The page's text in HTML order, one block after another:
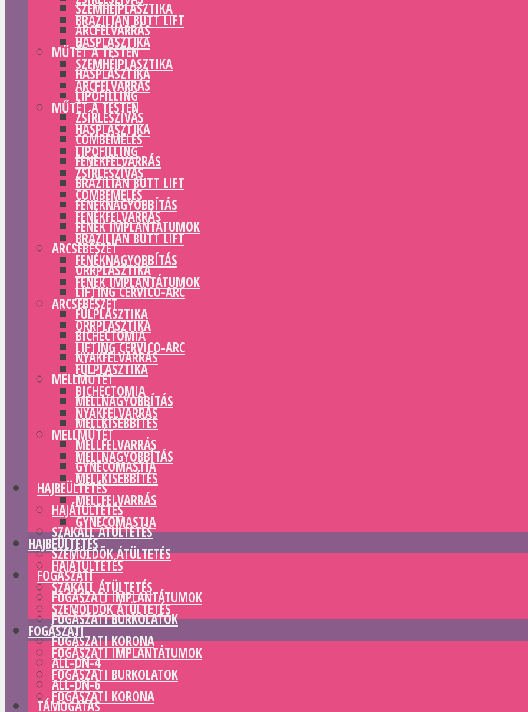
SZEMHÉJPLASZTIKA
ARCFELVARRÁS
MŰTÉT A TESTEN
HASPLASZTIKA
LIPOFILLING
ZSÍRLESZÍVÁS
COMBEMELÉS
FENÉKFELVARRÁS
BRAZILIAN BUTT LIFT
FENÉKNAGYOBBÍTÁS
FENÉK IMPLANTÁTUMOK
ARCSEBÉSZET
ORRPLASZTIKA
LIFTING CERVICO-ARC
FÜLPLASZTIKA
BICHECTOMIA
NYAKFELVARRÁS
MELLMŰTÉT
MELLNAGYOBBÍTÁS
MELLKISEBBÍTÉS
MELLFELVARRÁS
GYNECOMASTIA
HAJBEÜLTETÉS
HAJÁTÜLTETÉS
SZAKÁLL ÁTÜLTETÉS
SZEMÖLDÖK ÁTÜLTETÉS
FOGÁSZATI
FOGÁSZATI IMPLANTÁTUMOK
FOGÁSZATI BURKOLATOK
FOGÁSZATI KORONA
ALL-ON-4
ALL-ON-6
TÁMOGATÁS
BRAZILIAN BUTT LIFT
HASPLASZTIKA
SZEMHÉJPLASZTIKA
ARCFELVARRÁS
MŰTÉT A TESTEN
HASPLASZTIKA
LIPOFILLING
ZSÍRLESZÍVÁS
COMBEMELÉS
FENÉKFELVARRÁS
BRAZILIAN BUTT LIFT
FENÉKNAGYOBBÍTÁS
FENÉK IMPLANTÁTUMOK
ARCSEBÉSZET
ORRPLASZTIKA
LIFTING CERVICO-ARC
FÜLPLASZTIKA
BICHECTOMIA
NYAKFELVARRÁS
MELLMŰTÉT
MELLNAGYOBBÍTÁS
MELLKISEBBÍTÉS
MELLFELVARRÁS
GYNECOMASTIA
HAJBEÜLTETÉS
HAJÁTÜLTETÉS
SZAKÁLL ÁTÜLTETÉS
SZEMÖLDÖK ÁTÜLTETÉS
FOGÁSZATI
FOGÁSZATI IMPLANTÁTUMOK
FOGÁSZATI BURKOLATOK
FOGÁSZATI KORONA